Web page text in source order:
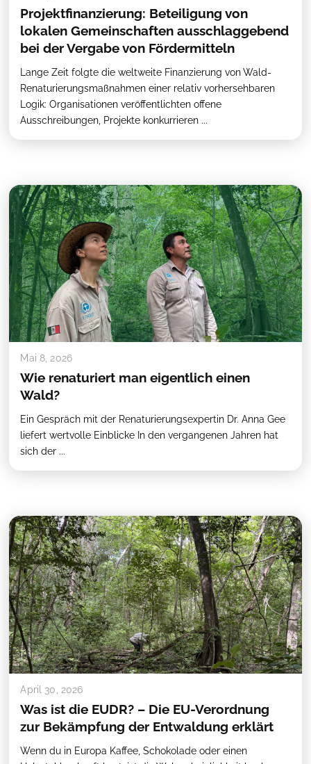
Projektfinanzierung: Beteiligung von
lokalen Gemeinschaften ausschlaggebend
bei der Vergabe von Fördermitteln
Lange Zeit folgte die weltweite Finanzierung von Wald-
Renaturierungsmaßnahmen einer relativ vorhersehbaren
Logik: Organisationen veröffentlichten offene
Ausschreibungen, Projekte konkurrieren ...
Mai 8, 2026
Wie renaturiert man eigentlich einen
Wald?
Ein Gespräch mit der Renaturierungsexpertin Dr. Anna Gee
liefert wertvolle Einblicke In den vergangenen Jahren hat
sich der ...
April 30, 2026
Was ist die EUDR? – Die EU-Verordnung
zur Bekämpfung der Entwaldung erklärt
Wenn du in Europa Kaffee, Schokolade oder einen